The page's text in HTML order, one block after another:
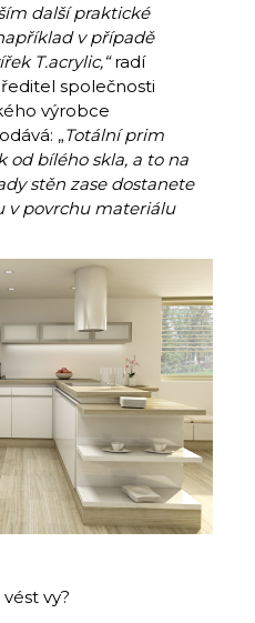
další praktické
v případě
T.acrylic,“radí
společnosti
výrobce
„Totální prim
od bílého skla, a to na
stěn zase dostanete
v povrchu materiálu
vy?